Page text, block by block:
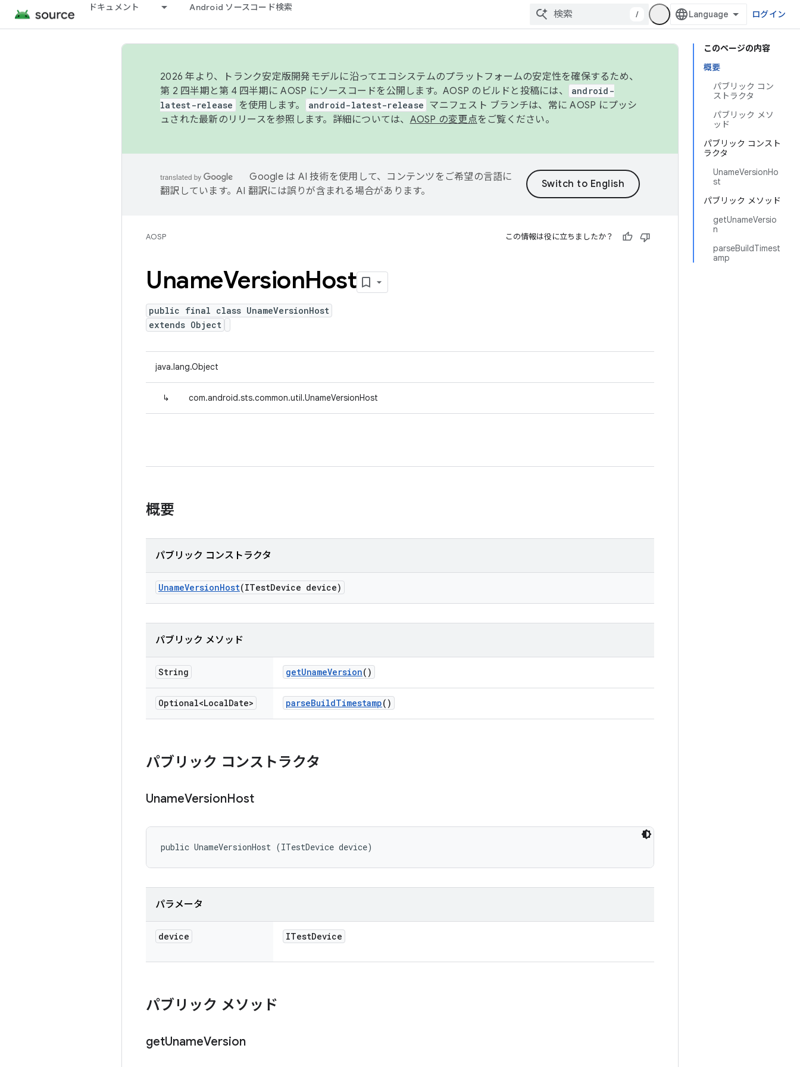
ドキュメント Android ソースコード検索
/ ログイン
このページの内容
概要
パブリック コン
ストラクタ
パブリック メソ
ッド
パブリック コンスト
ラクタ
UnameVersionHo
st
パブリック メソッド
getUnameVersio
n
parseBuildTimest
amp
2026 年より、トランク安定版開発モデルに沿ってエコシステムのプラットフォームの安定性を確保するため、
第 2 四半期と第 4 四半期に AOSP にソースコードを公開します。AOSP のビルドと投稿には、
android-
latest-release
を使用します。 android-latest-release マニフェスト ブランチは、常に AOSP にプッシ
ュされた最新のリリースを参照します。詳細については、 AOSP の変更点をご覧ください。
Google は AI 技術を使用して、コンテンツをご希望の言語に
翻訳しています。AI 翻訳には誤りが含まれる場合があります。
AOSP この情報は役に立ちましたか？
UnameVersionHost
public final class UnameVersionHost
extends Object
java.lang.Object
↳ com.android.sts.common.util.UnameVersionHost
概要
パブリック コンストラクタ
UnameVersionHost(ITestDevice device)
パブリック メソッド
String getUnameVersion()
Optional<LocalDate> parseBuildTimestamp()
パブリック コンストラクタ
UnameVersionHost
public UnameVersionHost (ITestDevice device)
パラメータ
device ITestDevice
パブリック メソッド
getUnameVersion